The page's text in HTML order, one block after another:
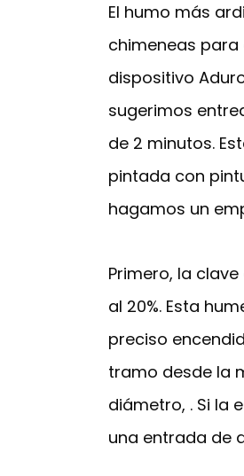
El humo más
chimeneas para
dispositivo
sugerimos
de 2 minutos.
pintada con
hagamos un
Primero, la
al 20%. Esta
preciso
tramo desde la
diámetro, . Si la
una entrada de